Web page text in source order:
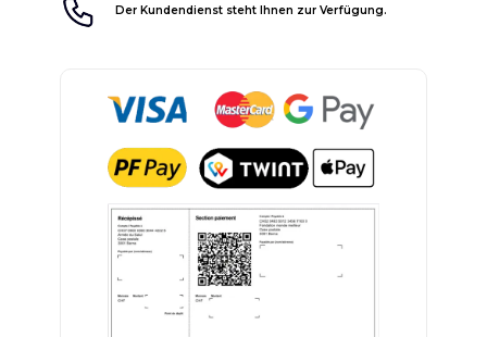
Der Kundendienst steht Ihnen zur Verfügung.